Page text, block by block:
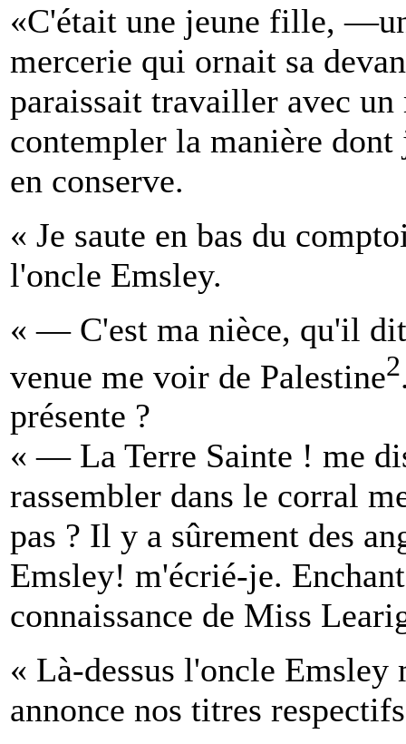
«C'était une jeune fille,
mercerie qui ornait sa
paraissait travailler avec
contempler la manière
en conserve.
« Je saute en bas du
l'oncle Emsley.
« — C'est ma nièce, qu'il
venue me voir de Palestine2
présente ?
« — La Terre Sainte ! me
rassembler dans le corral
pas ? Il y a sûrement des
Emsley! m'écrié-je.
connaissance de Miss
« Là-dessus l'oncle Emsley
annonce nos titres